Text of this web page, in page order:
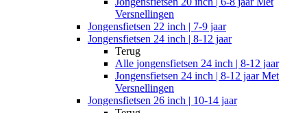
Versnellingen
Jongensfietsen 22 inch | 7-9 jaar
Jongensfietsen 24 inch | 8-12 jaar
Terug
Alle jongensfietsen 24 inch | 8-12 jaar
Jongensfietsen 24 inch | 8-12 jaar Met
Versnellingen
Jongensfietsen 26 inch | 10-14 jaar